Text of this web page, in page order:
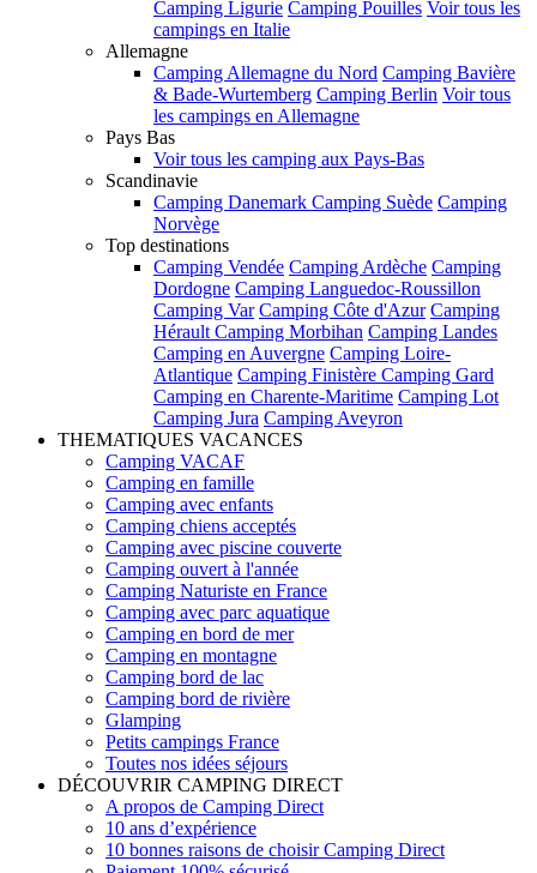
Camping Ligurie Camping Pouilles Voir tous les
campings en Italie
Allemagne
Camping Allemagne du Nord Camping Bavière
& Bade-Wurtemberg Camping Berlin Voir tous
les campings en Allemagne
Pays Bas
Voir tous les camping aux Pays-Bas
Scandinavie
Camping Danemark Camping Suède Camping
Norvège
Top destinations
Camping Vendée Camping Ardèche Camping
Dordogne Camping Languedoc-Roussillon
Camping Var Camping Côte d'Azur Camping
Hérault Camping Morbihan Camping Landes
Camping en Auvergne Camping Loire-
Atlantique Camping Finistère Camping Gard
Camping en Charente-Maritime Camping Lot
Camping Jura Camping Aveyron
THEMATIQUES VACANCES
Camping VACAF
Camping en famille
Camping avec enfants
Camping chiens acceptés
Camping avec piscine couverte
Camping ouvert à l'année
Camping Naturiste en France
Camping avec parc aquatique
Camping en bord de mer
Camping en montagne
Camping bord de lac
Camping bord de rivière
Glamping
Petits campings France
Toutes nos idées séjours
DÉCOUVRIR CAMPING DIRECT
A propos de Camping Direct
10 ans d’expérience
10 bonnes raisons de choisir Camping Direct